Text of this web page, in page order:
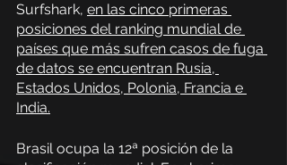
Surfshark, en las cinco primeras
posiciones del ranking mundial de
países que más sufren casos de fuga
de datos se encuentran Rusia,
Estados Unidos, Polonia, Francia e
India.
Brasil ocupa la 12ª posición de la